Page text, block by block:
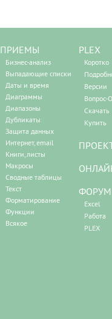
ПРИЕМЫ
Бизнес-анализ
Выпадающие списки
Даты и время
Диаграммы
Диапазоны
Дубликаты
Защита данных
Интернет, email
Книги, листы
Макросы
Сводные таблицы
Текст
Форматирование
Функции
Всякое
PLEX
Коротко
Версии
Вопрос-
Скачать
Купить
ФОРУМ
Excel
Работа
PLEX